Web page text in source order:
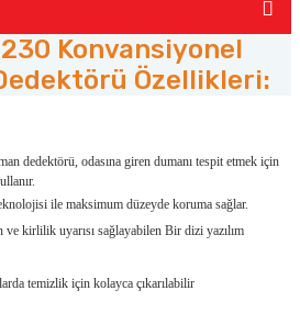
Konvansiyonel
Özellikleri:
dedektörü, odasına giren dumanı tespit etmek için
ile maksimum düzeyde koruma sağlar.
ve kirlilik uyarısı sağlayabilen Bir dizi yazılım
temizlik için kolayca çıkarılabilir